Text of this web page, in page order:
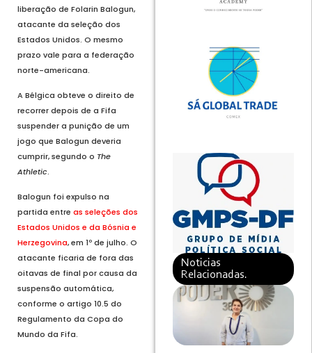
liberação de Folarin Balogun,
atacante da seleção dos
Estados Unidos. O mesmo
prazo vale para a federação
norte-americana.
A Bélgica obteve o direito de
recorrer depois de a Fifa
suspender a punição de um
jogo que Balogun deveria
cumprir, segundo o The
Athletic.
Balogun foi expulso na
partida entre as seleções dos
Estados Unidos e da Bósnia e
Herzegovina, em 1º de julho. O
atacante ficaria de fora das
oitavas de final por causa da
suspensão automática,
conforme o artigo 10.5 do
Regulamento da Copa do
Mundo da Fifa.
Noticias
Relacionadas.